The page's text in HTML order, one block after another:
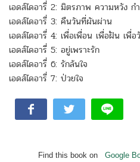
เอดส์ไดอารี่ 2: มิตรภาพ ความหวัง ก
เอดส์ไดอารี่ 3: คืนวันที่ผันผ่าน
เอดส์ไดอารี่ 4: เพื่อเพื่อน เพื่อฝัน เพื่อ
เอดส์ไดอารี่ 5: อยู่เพราะรัก
เอดส์ไดอารี่ 6: รักล้นใจ
เอดส์ไดอารี่ 7: ป่วยใจ
Find this book on Google